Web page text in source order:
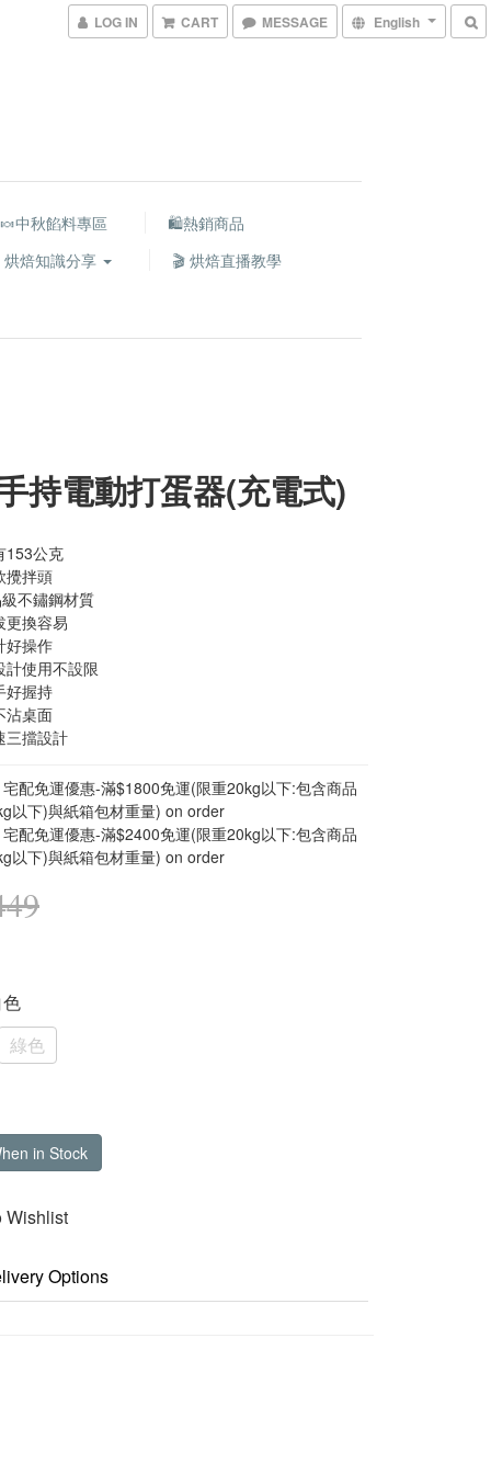
LOG IN CART MESSAGE English
🍬中秋餡料專區
🛍熱銷商品
烘焙知識分享
🎬 烘焙直播教學
持電動打蛋器(充電式)
153公克
攪拌頭
不鏽鋼材質
更換容易
好操作
計使用不設限
好握持
沾桌面
三擋設計
配免運優惠-滿$1800免運(限重20kg以下:包含商品
以下)與紙箱包材重量) on order
配免運優惠-滿$2400免運(限重20kg以下:包含商品
以下)與紙箱包材重量) on order
綠色
in Stock
Wishlist
Options